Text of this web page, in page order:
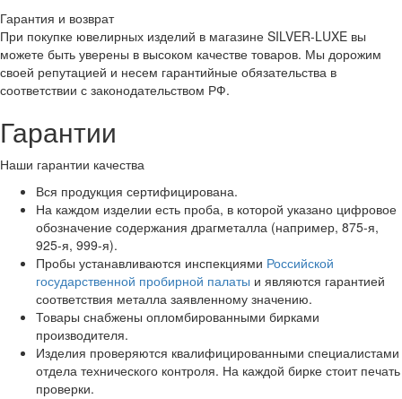
Гарантия и возврат
При покупке ювелирных изделий в магазине SILVER-LUXE вы
можете быть уверены в высоком качестве товаров. Мы дорожим
своей репутацией и несем гарантийные обязательства в
соответствии с законодательством РФ.
Гарантии
Наши гарантии качества
Вся продукция сертифицирована.
На каждом изделии есть проба, в которой указано цифровое
обозначение содержания драгметалла (например, 875-я,
925-я, 999-я).
Пробы устанавливаются инспекциями Российской
государственной пробирной палаты и являются гарантией
соответствия металла заявленному значению.
Товары снабжены опломбированными бирками
производителя.
Изделия проверяются квалифицированными специалистами
отдела технического контроля. На каждой бирке стоит печать
проверки.